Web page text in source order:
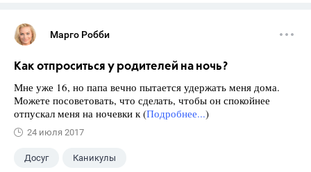
Марго Робби
Как отпроситься у родителей на ночь?
Мне уже 16, но папа вечно пытается удержать меня дома.
Можете посоветовать, что сделать, чтобы он спокойнее
отпускал меня на ночевки к (Подробнее...)
24 июля 2017
Досуг Каникулы